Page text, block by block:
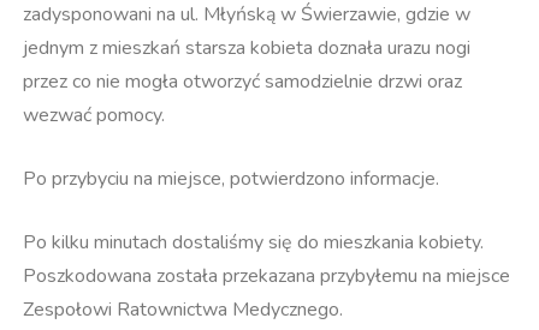
zadysponowani na ul. Młyńską w Świerzawie, gdzie w
jednym z mieszkań starsza kobieta doznała urazu nogi
przez co nie mogła otworzyć samodzielnie drzwi oraz
wezwać pomocy.
Po przybyciu na miejsce, potwierdzono informacje.
Po kilku minutach dostaliśmy się do mieszkania kobiety.
Poszkodowana została przekazana przybyłemu na miejsce
Zespołowi Ratownictwa Medycznego.